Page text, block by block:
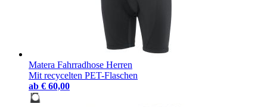
Matera Fahrradhose Herren
Mit recycelten PET-Flaschen
ab € 60,00